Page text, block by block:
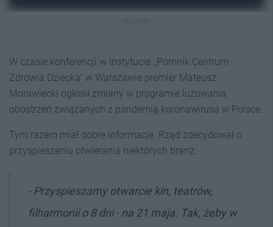
W czasie konferencji w Instytucie ,,Pomnik Centrum
Zdrowia Dziecka” w Warszawie premier Mateusz
Morawiecki ogłosił zmiany w programie luzowania
obostrzeń związanych z pandemią koronawirusa w Polsce.
Tym razem miał dobre informacje. Rząd zdecydował o
przyspieszeniu otwierania niektórych branż.
- Przyspieszamy otwarcie kin, teatrów,
filharmonii o 8 dni - na 21 maja. Tak, żeby w